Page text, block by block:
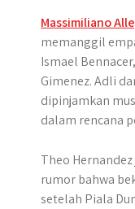
Massimiliano
memanggil
Ismael
Gimenez. Adli
dipinjamkan
dalam rencana
Theo
rumor bahwa
setelah Piala